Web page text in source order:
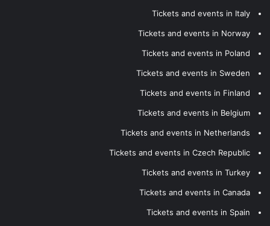
Tickets and events in Italy
Tickets and events in Norway
Tickets and events in Poland
Tickets and events in Sweden
Tickets and events in Finland
Tickets and events in Belgium
Tickets and events in Netherlands
Tickets and events in Czech Republic
Tickets and events in Turkey
Tickets and events in Canada
Tickets and events in Spain